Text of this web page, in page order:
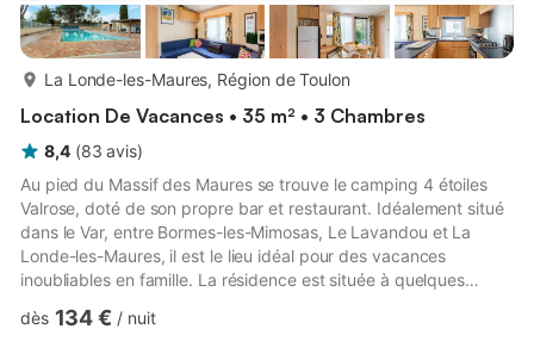
La Londe-les-Maures, Région de Toulon
Location De Vacances • 35 m² • 3 Chambres
8,4 (83 avis)
Au pied du Massif des Maures se trouve le camping 4 étoiles
Valrose, doté de son propre bar et restaurant. Idéalement situé
dans le Var, entre Bormes-les-Mimosas, Le Lavandou et La
Londe-les-Maures, il est le lieu idéal pour des vacances
inoubliables en famille. La résidence est située à quelques
de Cabasson (face au Fort de Brégançon). Les îles d'or de
dès 134 € / nuit